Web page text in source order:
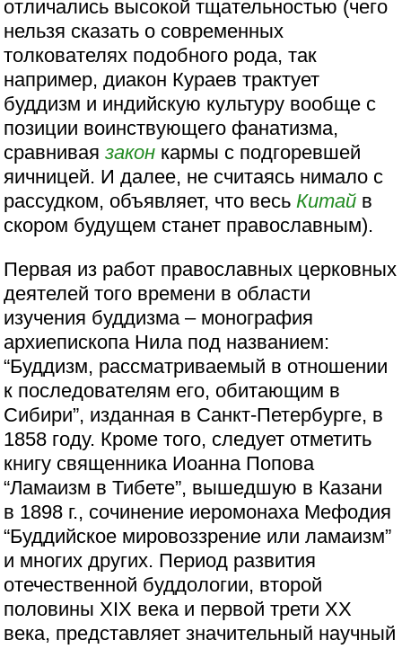
отличались высокой тщательностью (чего
нельзя сказать о современных
толкователях подобного рода, так
например, диакон Кураев трактует
буддизм и индийскую культуру вообще с
позиции воинствующего фанатизма,
сравниваязакон кармы с подгоревшей
яичницей. И далее, не считаясь нимало с
рассудком, объявляет, что весь Китай в
скором будущем станет православным).
Первая из работ православных церковных
деятелей того времени в области
изучения буддизма – монография
архиепископа Нила под названием:
“Буддизм, рассматриваемый в отношении
к последователям его, обитающим в
Сибири”, изданная в Санкт-Петербурге, в
1858 году. Кроме того, следует отметить
книгу священника Иоанна Попова
“Ламаизм в Тибете”, вышедшую в Казани
в 1898 г., сочинение иеромонаха Мефодия
“Буддийское мировоззрение или ламаизм”
и многих других. Период развития
отечественной буддологии, второй
половины XIX века и первой трети XX
века, представляет значительный научный